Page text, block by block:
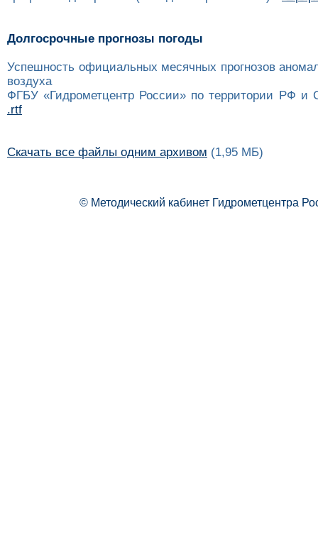
Долгосрочные прогнозы погоды
Успешность официальных месячных прогнозов
воздуха
ФГБУ «Гидрометцентр России» по территории РФ
.rtf
Скачать все файлы одним архивом (1,95 МБ)
© Методический кабинет Гидрометцентра